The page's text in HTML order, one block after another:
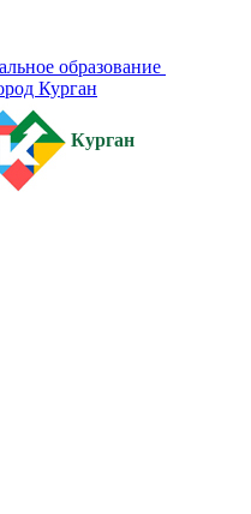
образование
Курган
Курган